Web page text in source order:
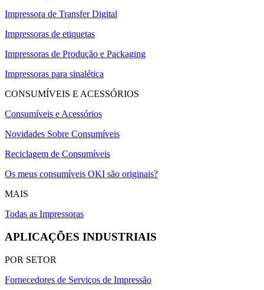
Impressora de Transfer Digital
Impressoras de etiquetas
Impressoras de Produção e Packaging
Impressoras para sinalética
CONSUMÍVEIS E ACESSÓRIOS
Consumíveis e Acessórios
Novidades Sobre Consumíveis
Reciclagem de Consumíveis
Os meus consumíveis OKI são originais?
MAIS
Todas as Impressoras
APLICAÇÕES INDUSTRIAIS
POR SETOR
Fornecedores de Serviços de Impressão